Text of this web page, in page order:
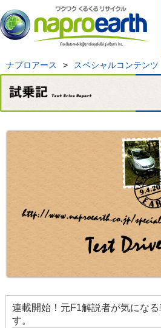
ナプロアース > スペシャルコンテンツ
連載開始！元F1解説者が気にな
す。